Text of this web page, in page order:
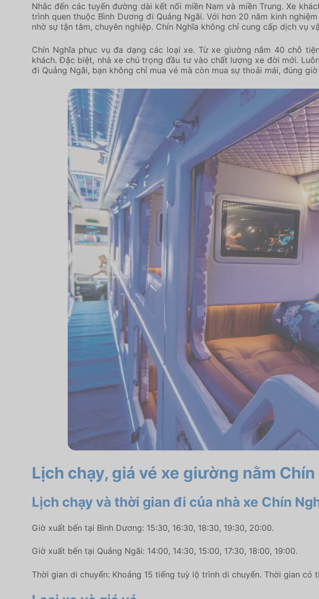
Nhắc đến các tuyến đường dài kết nối miền Nam và miền Trung. Xe
trình quen thuộc Bình Dương đi Quảng Ngãi. Với hơn 20 năm kinh
nhờ sự tận tâm, chuyên nghiệp. Chín Nghĩa không chỉ cung cấp dịch vụ
Chín Nghĩa phục vụ đa dạng các loại xe. Từ xe giường nằm 40 chỗ
khách. Đặc biệt, nhà xe chú trọng đầu tư vào chất lượng xe đời mới.
đi Quảng Ngãi, bạn không chỉ mua vé mà còn mua sự thoải mái, đúng
Lịch chạy, giá vé xe giường nằm
Lịch chạy và thời gian đi của nhà xe Chín
Giờ xuất bến tại Bình Dương: 15:30, 16:30, 18:30, 19:30, 20:00.
Giờ xuất bến tại Quảng Ngãi: 14:00, 14:30, 15:00, 17:30, 18:00, 19:00.
Thời gian di chuyển: Khoảng 15 tiếng tuỳ lộ trình di chuyển. Thời gian có